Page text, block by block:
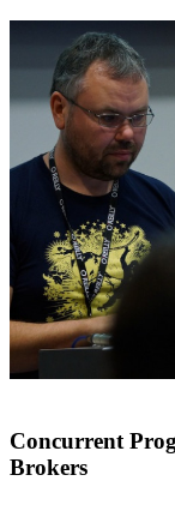
Concurrent
Brokers